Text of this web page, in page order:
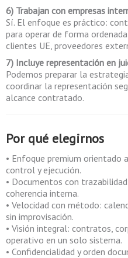
6) Trabajan con empresas
Sí. El enfoque es práctico:
para operar de forma
clientes UE, proveedores
7) Incluye representación en
Podemos preparar la
coordinar la representación
alcance contratado.
Por qué elegirnos
• Enfoque premium orientado
control y ejecución.
• Documentos con
coherencia interna.
• Velocidad con método:
sin improvisación.
• Visión integral: contratos,
operativo en un solo sistema.
• Confidencialidad y orden